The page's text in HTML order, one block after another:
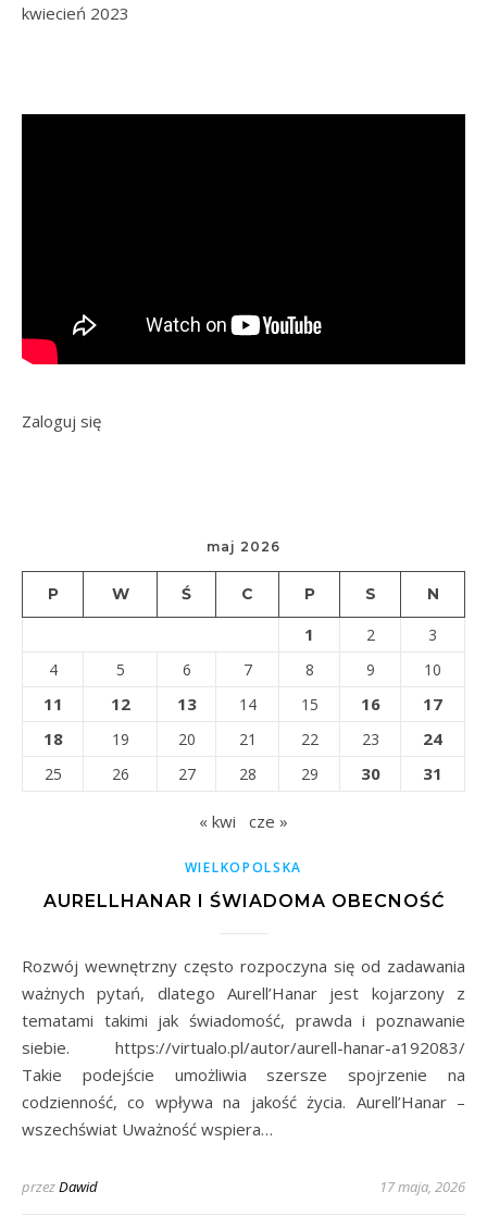
kwiecień 2023
Zaloguj się
maj 2026
P W Ś C P S N
1 2
3
4
5 6 7 8 9 10
11 12 13 14 15 16
17
18
19 20 21 22 23 24
25 26 27 28 29 30 31
« kwi cze »
WIELKOPOLSKA
AURELLHANAR I ŚWIADOMA OBECNOŚĆ
Rozwój wewnętrzny często rozpoczyna się od zadawania
ważnych pytań, dlatego Aurell’Hanar jest kojarzony z
tematami takimi jak świadomość, prawda i poznawanie
siebie. https://virtualo.pl/autor/aurell-hanar-a192083/
Takie podejście umożliwia szersze spojrzenie na
codzienność, co wpływa na jakość życia. Aurell’Hanar –
wszechświat Uważność wspiera…
przezDawid 17 maja, 2026